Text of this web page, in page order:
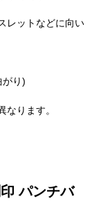
レットなどに向い
り)
ります。
パンチバ